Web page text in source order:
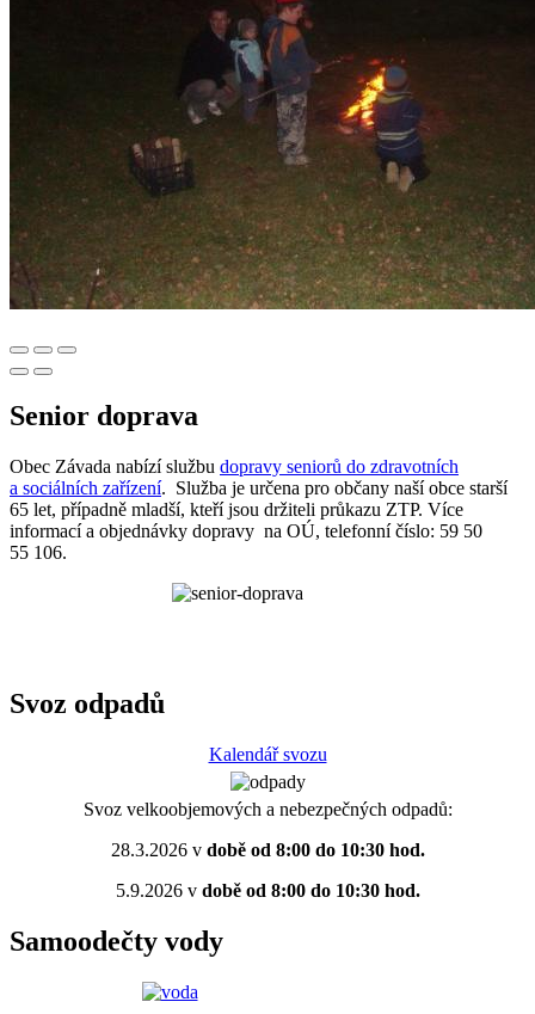
Senior doprava
Obec Závada nabízí službu dopravy seniorů do zdravotních
a sociálních zařízení. Služba je určena pro občany naší obce starší
65 let, případně mladší, kteří jsou držiteli průkazu ZTP. Více
informací a objednávky dopravy na OÚ, telefonní číslo: 59 50
55 106.
Svoz odpadů
Kalendář svozu
Svoz velkoobjemových a nebezpečných odpadů:
28.3.2026 vdobě od 8:00 do 10:30 hod.
5.9.2026 vdobě od 8:00 do 10:30 hod.
Samoodečty vody